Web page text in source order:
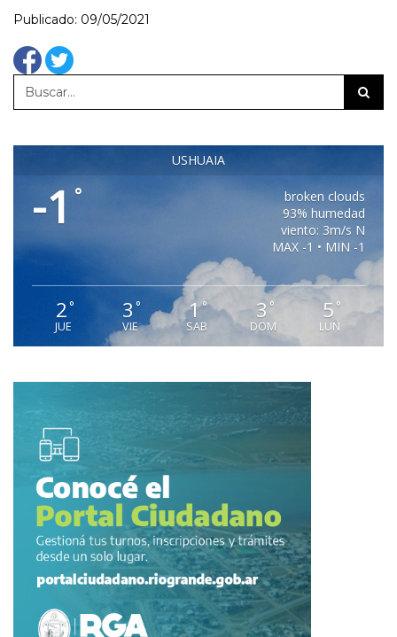
Publicado: 09/05/2021
USHUAIA
-1 °
broken clouds
93% humedad
viento: 3m/s N
MAX -1 • MIN -1
2°
JUE
3 °
VIE
1°
SAB
3 °
DOM
5 °
LUN